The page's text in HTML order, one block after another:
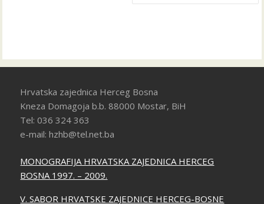
Hrvatska zajednica Herceg Bosna
Kneza Domagoja b.b. 88000 Mostar, BiH
Tel: 036 324 363
e-mail: hzhb@tel.net.ba
MONOGRAFIJA HRVATSKA ZAJEDNICA HERCEG
BOSNA 1997. – 2009.
V. SABOR HRVATSKE ZAJEDNICE HERCEG-BOSNE